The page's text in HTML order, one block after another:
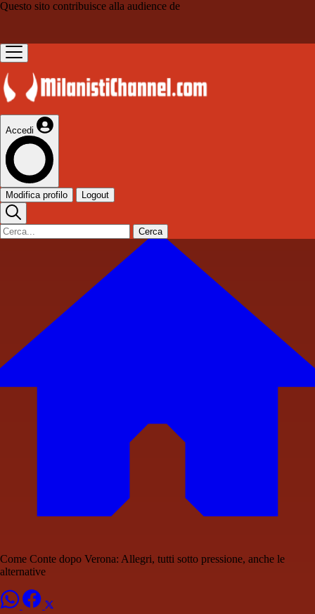
Questo sito contribuisce alla audience de
Accedi
Modifica profilo Logout
Cerca
Come Conte dopo Verona: Allegri, tutti sotto pressione, anche le
alternative